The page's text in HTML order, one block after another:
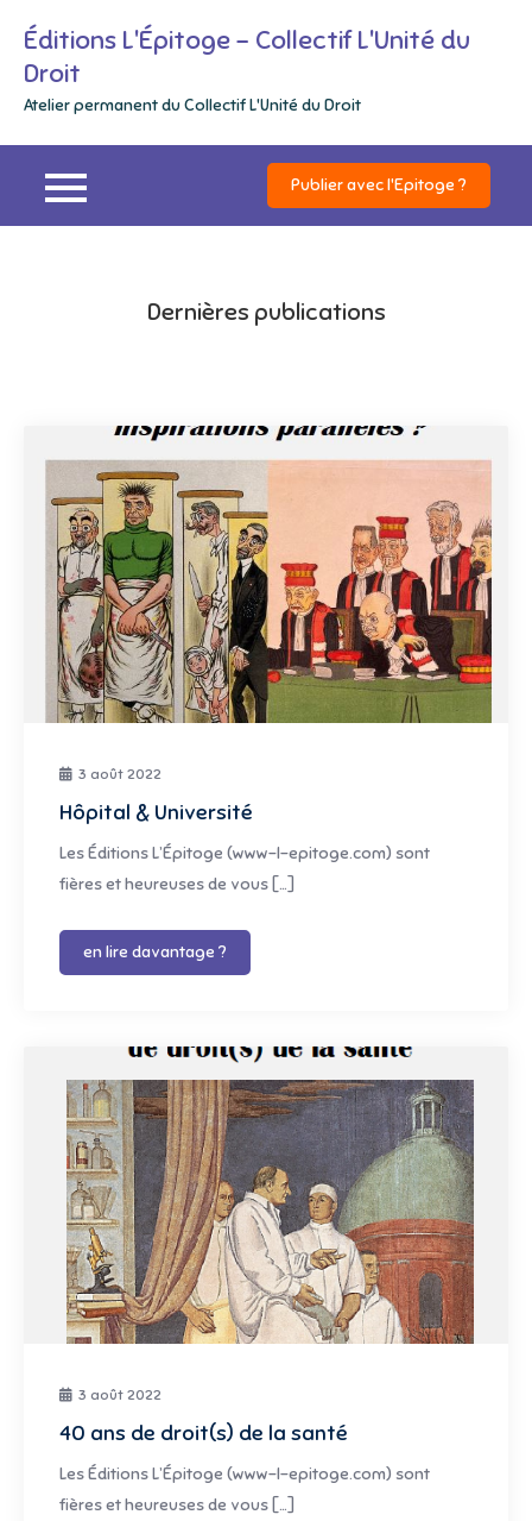
content
Éditions L'Épitoge – Collectif L'Unité du
Droit
Atelier permanent du Collectif L'Unité du Droit
Publier avec l'Epitoge ?
Dernières publications
3 août 2022
Hôpital & Université
Les Éditions L’Épitoge (www-l-epitoge.com) sont
fières et heureuses de vous […]
en lire davantage ?
3 août 2022
40 ans de droit(s) de la santé
Les Éditions L’Épitoge (www-l-epitoge.com) sont
fières et heureuses de vous […]